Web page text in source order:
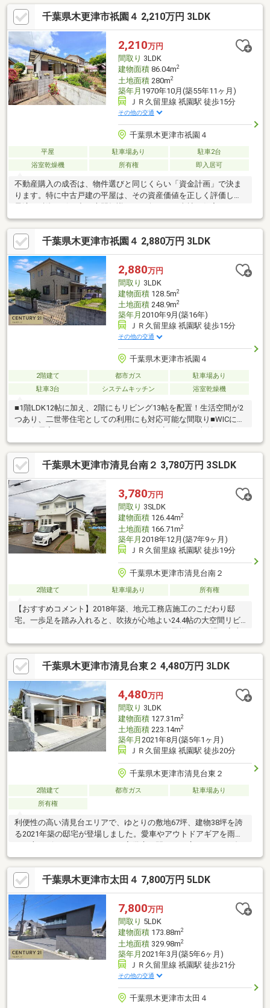
なさそうですね。〇外装リフォーム内容防蟻工事、外壁塗装、不
要物撤去etc...〇内装リフォーム内容クロス張替、水回り交換、照
明交換、網戸張替、間取り変更etc...久留里線祇園駅 約
1000m（徒歩約13分/車約2分）木更津市立祇園小学校 約
340m（徒歩約5分）木更津市立第三中学校 約1140m（徒歩約15
分）
千葉県木更津市祇園４ 2,210万円 3LDK
2,210万円
間取り 3LDK
建物面積86.04m2
土地面積280m2
築年月 1970年10月(築55年11ヶ月)
ＪＲ久留里線 祇園駅 徒歩15分
その他の交通
千葉県木更津市祇園４
平屋 駐車場あり
駐車2台
浴室乾燥機
所有権 即入居可
不動産購入の成否は、物件選びと同じくらい「資金計画」で決ま
ります。特に中古戸建の平屋は、その資産価値を正しく評価し、
に特化した専門スタッフが在籍。他社で難しいと言われたケース
や、ペアローンの組み方まで、緻密なロジックに基づきアドバイ
スいたします。祇園4丁目の落ち着いた住環境と、平屋ならではの
快適な動線。この物件の持つポテンシャルを、最も有利な条件で
手に入れていただくための「解決策」をご提示します。専門家と
しての高い知見と誠実な姿勢で、お客様の納得いく住まい選びを
プロフェッショナルに完結させます。
千葉県木更津市祇園４ 2,880万円 3LDK
2,880万円
間取り 3LDK
建物面積128.5m2
土地面積248.9m2
築年月 2010年9月(築16年)
ＪＲ久留里線 祇園駅 徒歩15分
その他の交通
千葉県木更津市祇園４
2階建て 都市ガス
駐車場あり
駐車3台
システムキッチン 浴室乾燥機
■1階LDK12帖に加え、2階にもリビング13帖を配置！生活空間が2
つあり、二世帯住宅としての利用にも対応可能な間取り■WICに加
が豊富で片付けやすい住まい！■駐車場3台分を確保。来客時の駐
車スペースにも困りません！■木更津市立祇園小学校まで徒歩5
分、第二みどり幼稚園まで徒歩4分と、通学・送迎に便利な立地！
☆ ☆ ☆ ☆ ☆ ☆ ☆ ☆ ■【太田山公園】木更津市街
を一望できる自然豊かな公園！春は桜の名所としても人気です！
【木更津 ベルステージ】で検索！！お問い合わせお待ちしており
ます(*^^*)
千葉県木更津市清見台南２ 3,780万円 3SLDK
3,780万円
間取り 3SLDK
建物面積126.44m2
土地面積166.71m2
築年月 2018年12月(築7年9ヶ月)
ＪＲ久留里線 祇園駅 徒歩19分
千葉県木更津市清見台南２
2階建て 駐車場あり 所有権
【おすすめコメント】2018年築、地元工務店施工のこだわり邸
宅。一歩足を踏み入れると、吹抜が心地よい24.4帖の大空間リビ
スペースに重宝するタタミコーナーを配置。さらに2箇所のサービ
スルームをはじめ、随所に充実の収納スペースを確保しているた
め、お荷物の多いご家庭でも安心です。毎日の開閉がラクラクな
電動シャッターなど、日々の快適性を高める設備も一見の価値あ
り。ぜひ現地でこの開放感をご体感ください！
千葉県木更津市清見台東２ 4,480万円 3LDK
4,480万円
間取り 3LDK
建物面積127.31m2
土地面積223.14m2
築年月 2021年8月(築5年1ヶ月)
ＪＲ久留里線 祇園駅 徒歩20分
千葉県木更津市清見台東２
2階建て 都市ガス
駐車場あり
所有権
利便性の高い清見台エリアで、ゆとりの敷地67坪、建物38坪を誇
る2021年築の邸宅が登場しました。愛車やアウトドアギアを雨風
配天井の吹き抜けが心地よい開放的なリビング。さらに、太陽光
発電システムを搭載した省エネ設計に加え、リモートワークや趣
味に没頭できる書斎も設けた、まさに現代の理想を詰め込んだ間
取り（3LDK）です。利便性の高さもこの物件の大きな自慢。スー
パー「富分」やセブンイレブン、マツモトキヨシがすべて徒歩6分
圏内に揃い、毎日の買い出しに困ることはありません。デザイン
性、機能性、そしてロケーション。そのすべてを兼ね備えた特別
な一邸
千葉県木更津市太田４ 7,800万円 5LDK
7,800万円
間取り 5LDK
建物面積173.88m2
土地面積329.98m2
築年月 2021年3月(築5年6ヶ月)
ＪＲ久留里線 祇園駅 徒歩21分
その他の交通
千葉県木更津市太田４